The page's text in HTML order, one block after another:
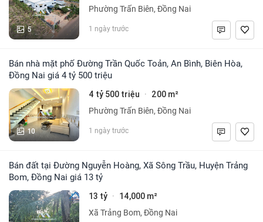
5
Phường Trấn Biên, Đồng Nai
1 ngày trước
Bán nhà mặt phố Đường Trần Quốc Toản, An Bình, Biên Hòa,
Đồng Nai giá 4 tỷ 500 triệu
10
4 tỷ 500 triệu · 200 m²
Phường Trấn Biên, Đồng Nai
1 ngày trước
Bán đất tại Đường Nguyễn Hoàng, Xã Sông Trầu, Huyện Trảng
Bom, Đồng Nai giá 13 tỷ
13 tỷ · 14,000 m²
Xã Trảng Bom, Đồng Nai